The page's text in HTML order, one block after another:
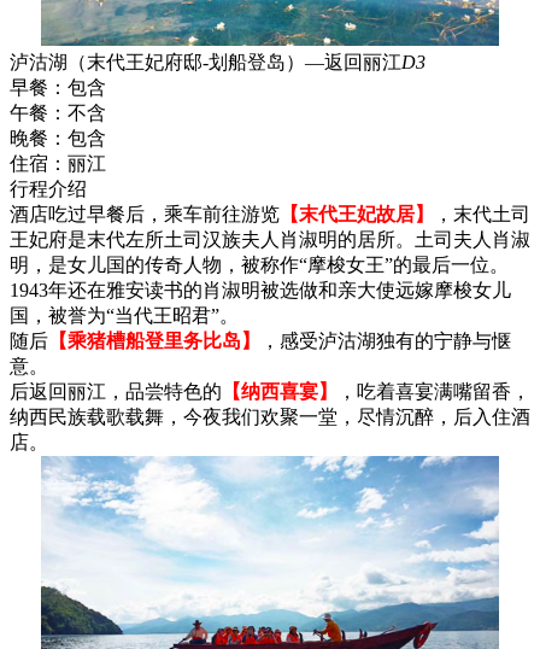
泸沽湖（末代王妃府邸-划船登岛）—返回丽江D3
早餐： 包含
午餐： 不含
晚餐： 包含
住宿： 丽江
行程介绍
酒店吃过早餐后，乘车前往游览 【末代王妃故居】
，末代土司
王妃府是末代左所土司汉族夫人肖淑明的居所。土司夫人肖淑
明，是女儿国的传奇人物，被称作“摩梭女王”的最后一位。
1943年还在雅安读书的肖淑明被选做和亲大使远嫁摩梭女儿
国，被誉为“当代王昭君”。
随后 【乘猪槽船登里务比岛】
，感受泸沽湖独有的宁静与惬
意。
后返回丽江，品尝特色的 【纳西喜宴】
，吃着喜宴满嘴留香，
纳西民族载歌载舞，今夜我们欢聚一堂，尽情沉醉，后入住酒
店。